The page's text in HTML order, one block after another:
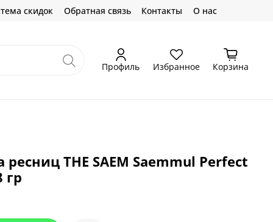
скидок Обратная связь Контакты О нас
Профиль Избранное Корзина
THE SAEM Saemmul Perfect
гр